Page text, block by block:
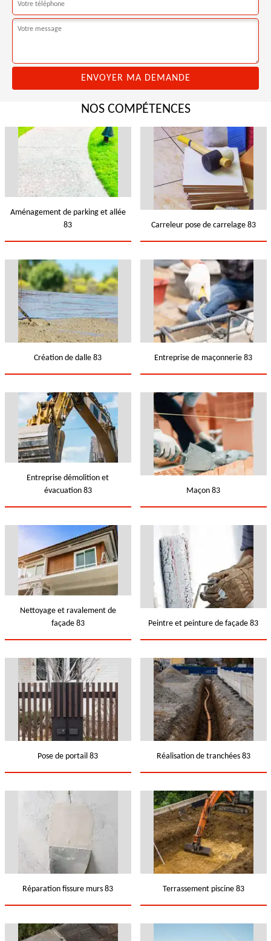
NOS COMPÉTENCES
Aménagement de parking et allée
83
Carreleur pose de carrelage 83
Création de dalle 83 Entreprise de maçonnerie 83
Entreprise démolition et
évacuation 83
Maçon 83
Nettoyage et ravalement de
façade 83
Peintre et peinture de façade 83
Pose de portail 83 Réalisation de tranchées 83
Réparation fissure murs 83 Terrassement piscine 83